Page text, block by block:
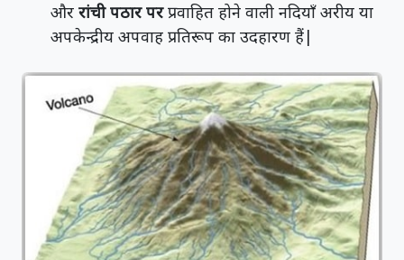
और रांची पठार परप्रवाहित होने वाली नदियाँ अरीय या
अपकेन्द्रीय अपवाह प्रतिरूप का उदहारण हैं|